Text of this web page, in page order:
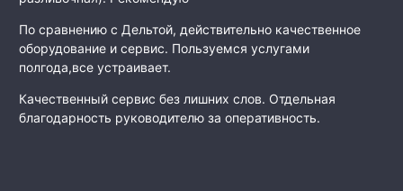
По сравнению с Дельтой, действительно качественное
оборудование и сервис. Пользуемся услугами
полгода,все устраивает.
Качественный сервис без лишних слов. Отдельная
благодарность руководителю за оперативность.